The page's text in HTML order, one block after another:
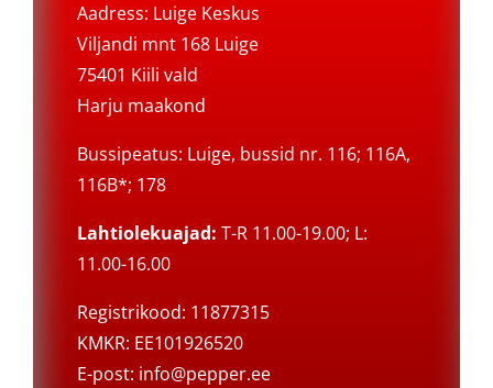
Aadress: Luige Keskus
Viljandi mnt 168 Luige
75401 Kiili vald
Harju maakond
Bussipeatus: Luige, bussid nr. 116; 116A,
116B*; 178
Lahtiolekuajad: T-R 11.00-19.00; L:
11.00-16.00
Registrikood: 11877315
KMKR: EE101926520
E-post: info@pepper.ee